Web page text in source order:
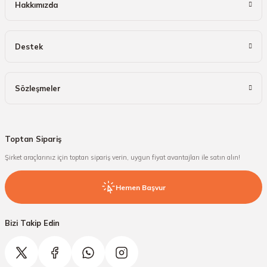
Hakkımızda
Destek
Sözleşmeler
Toptan Sipariş
Şirket araçlarınız için toptan sipariş verin, uygun fiyat avantajları ile satın alın!
Hemen Başvur
Bizi Takip Edin